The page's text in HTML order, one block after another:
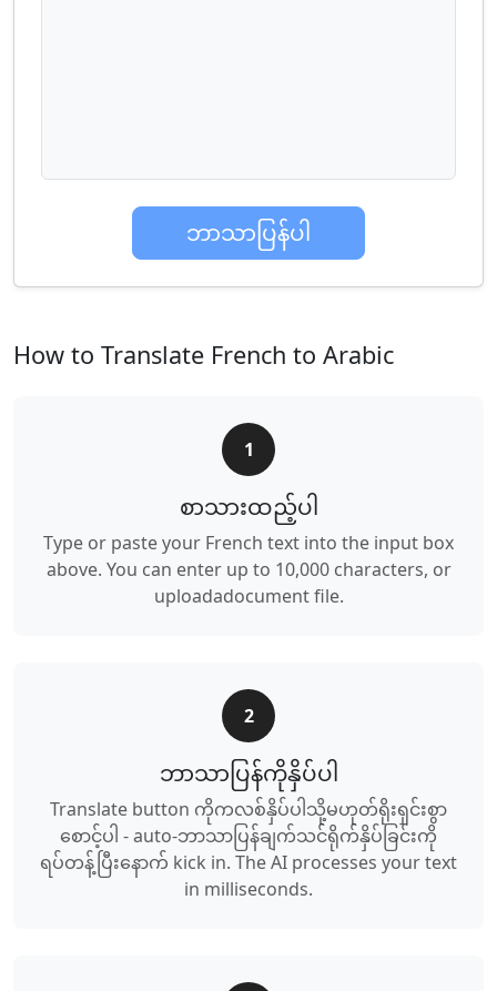
ဘာသာပြန်ပါ
How to Translate French to Arabic
1
စာသားထည့်ပါ
Type or paste your French text into the input box
above. You can enter up to 10,000 characters, or
uploadadocument file.
2
ဘာသာပြန်ကိုနှိပ်ပါ
Translate button ကိုကလစ်နှိပ်ပါသို့မဟုတ်ရိုးရှင်းစွာ
စောင့်ပါ - auto-ဘာသာပြန်ချက်သင်ရိုက်နှိပ်ခြင်းကို
ရပ်တန့်ပြီးနောက် kick in. The AI processes your text
in milliseconds.